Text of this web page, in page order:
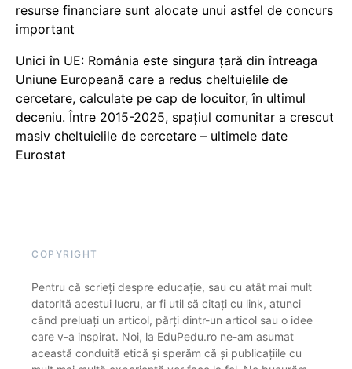
resurse financiare sunt alocate unui astfel de concurs
important
Unici în UE: România este singura țară din întreaga
Uniune Europeană care a redus cheltuielile de
cercetare, calculate pe cap de locuitor, în ultimul
deceniu. Între 2015-2025, spațiul comunitar a crescut
masiv cheltuielile de cercetare – ultimele date
Eurostat
COPYRIGHT
Pentru că scrieți despre educație, sau cu atât mai mult
datorită acestui lucru, ar fi util să citați cu link, atunci
când preluați un articol, părți dintr-un articol sau o idee
care v-a inspirat. Noi, la EduPedu.ro ne-am asumat
această conduită etică și sperăm că și publicațiile cu